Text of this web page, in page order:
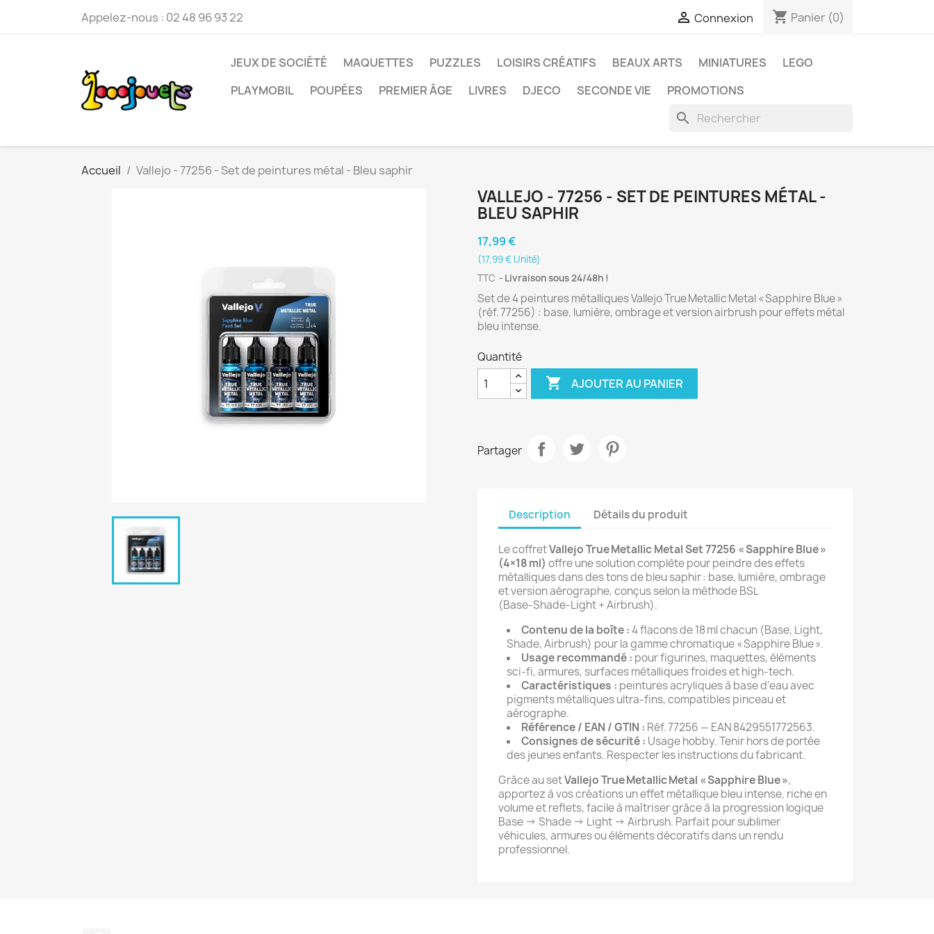
Appelez-nous : 02 48 96 93 22  Connexion shopping_cart Panier (0)
JEUX DE SOCIÉTÉ MAQUETTES PUZZLES LOISIRS CRÉATIFS BEAUX ARTS MINIATURES
LEGO
PLAYMOBIL
POUPÉES PREMIER ÂGE LIVRES DJECO SECONDE VIE PROMOTIONS
search
Accueil Vallejo - 77256 - Set de peintures métal - Bleu saphir
VALLEJO - 77256 - SET DE PEINTURES MÉTAL -
BLEU SAPHIR
17,99 €
(17,99 € Unité)
TTC
Livraison sous 24/48h !
Set de 4 peintures métalliques Vallejo True Metallic Metal « Sapphire Blue »
(réf. 77256) : base, lumière, ombrage et version airbrush pour effets métal
bleu intense.
Quantité
 AJOUTER AU PANIER
Partager
Description Détails du produit
Le coffretVallejo True Metallic Metal Set 77256 « Sapphire Blue »
(4×18 ml) offre une solution complète pour peindre des effets
métalliques dans des tons de bleu saphir : base, lumière, ombrage
et version aérographe, conçus selon la méthode BSL
(Base‑Shade‑Light + Airbrush).
Contenu de la boîte :4 flacons de 18 ml chacun (Base, Light,
Shade, Airbrush) pour la gamme chromatique « Sapphire Blue ».
Usage recommandé : pour figurines, maquettes, éléments
sci‑fi, armures, surfaces métalliques froides et high‑tech.
Caractéristiques : peintures acryliques à base d’eau avec
pigments métalliques ultra‑fins, compatibles pinceau et
aérographe.
Référence / EAN / GTIN : Réf. 77256 — EAN 8429551772563.
Consignes de sécurité : Usage hobby. Tenir hors de portée
des jeunes enfants. Respecter les instructions du fabricant.
Grâce au setVallejo True Metallic Metal « Sapphire Blue »,
apportez à vos créations un effet métallique bleu intense, riche en
volume et reflets, facile à maîtriser grâce à la progression logique
Base → Shade → Light → Airbrush. Parfait pour sublimer
véhicules, armures ou éléments décoratifs dans un rendu
professionnel.